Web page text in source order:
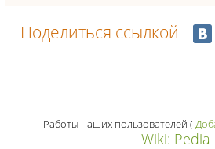
Поделиться ссылкой
Работы наших пользователей (
Wiki: Pedia